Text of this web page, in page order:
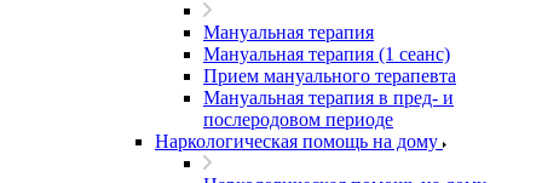
Мануальная терапия
Мануальная терапия (1 сеанс)
Прием мануального терапевта
Мануальная терапия в пред- и
послеродовом периоде
Наркологическая помощь на дому